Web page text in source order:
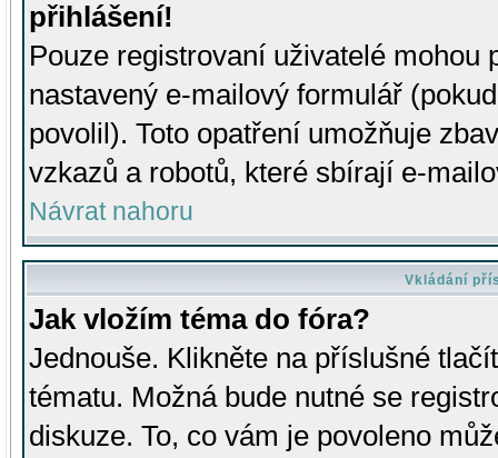
přihlášení!
Pouze registrovaní uživatelé mohou
nastavený e-mailový formulář
povolil). Toto opatření umožňuje
vzkazů a robotů, které sbírají e-
Návrat nahoru
Vkládání
Jak vložím téma do fóra?
Jednouše. Klikněte na příslušné
tématu. Možná bude nutné se
diskuze. To, co vám je povoleno